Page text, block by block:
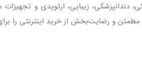
دندانپزشکی، زیبایی، ارتوپدی و
و رضایت‌بخش از خرید اینترنتی را